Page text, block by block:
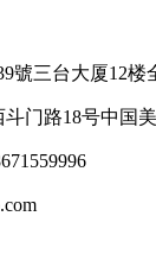
號三台大厦12楼
门路18号中国